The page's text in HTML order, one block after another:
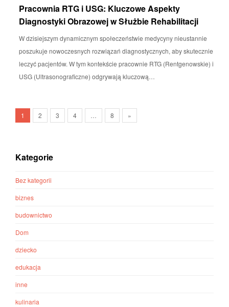
Pracownia RTG i USG: Kluczowe Aspekty
Diagnostyki Obrazowej w Służbie Rehabilitacji
W dzisiejszym dynamicznym społeczeństwie medycyny nieustannie
poszukuje nowoczesnych rozwiązań diagnostycznych, aby skutecznie
leczyć pacjentów. W tym kontekście pracownie RTG (Rentgenowskie) i
USG (Ultrasonograficzne) odgrywają kluczową…
1 2 3 4 8 »
Kategorie
Bez kategorii
biznes
budownictwo
Dom
dziecko
edukacja
inne
kulinaria